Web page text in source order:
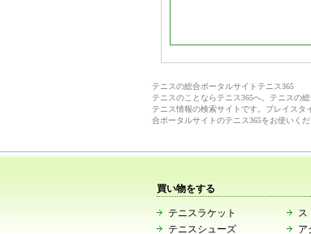
テニスの総合ポータルサイトテニス365
テニスのことならテニス365へ。テニスの
テニス情報の検索サイトです。プレイス
合ポータルサイトのテニス365をお使いく
買い物をする
テニスラケット
テニスシューズ
ス
ア